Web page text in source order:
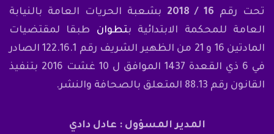
تحت رقم 16 / 2018
بشعبة الحريات العامة بالنيابة
العامة للمحكمة الابتدائية بتطوان طبقا لمقتضيات
المادتين 16 و 21 من الظهير الشريف رقم 122.16.1 الصادر
في 6 ذي القعدة 1437 الموافق ل 10 غشت 2016 بتنفيذ
القانون رقم 88.13 المتعلق بالصحافة والنشر.
المدير المسؤول : عادل دادي